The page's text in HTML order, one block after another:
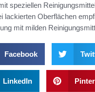
speziellen
lackierten Oberflächen
mit milden
Facebook
LinkedIn